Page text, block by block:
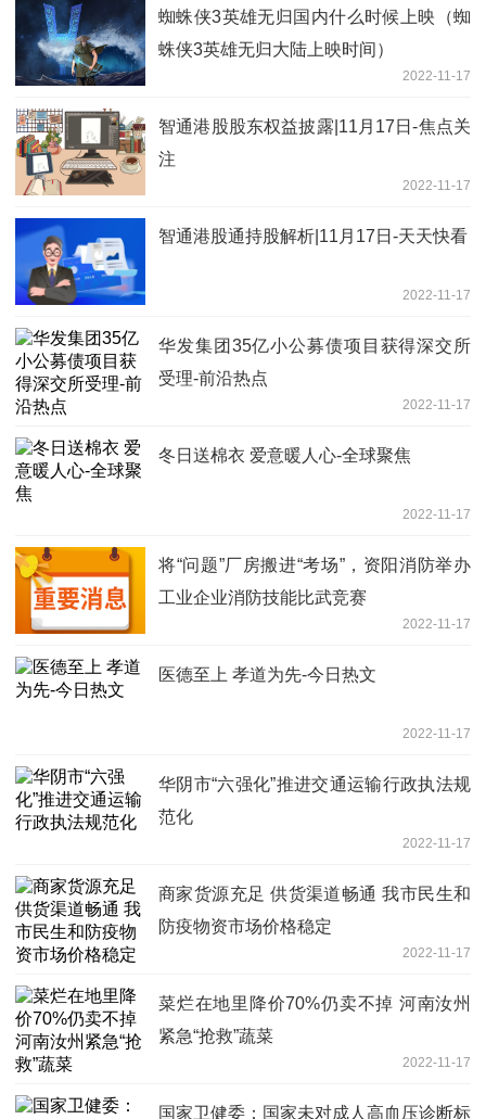
蜘蛛侠3英雄无归国内什么时候上映（蜘
蛛侠3英雄无归大陆上映时间）
2022-11-17
智通港股股东权益披露|11月17日-焦点关
注
2022-11-17
智通港股通持股解析|11月17日-天天快看
2022-11-17
华发集团35亿小公募债项目获得深交所
受理-前沿热点
2022-11-17
冬日送棉衣 爱意暖人心-全球聚焦
2022-11-17
将“问题”厂房搬进“考场”，资阳消防举办
工业企业消防技能比武竞赛
2022-11-17
医德至上 孝道为先-今日热文
2022-11-17
华阴市“六强化”推进交通运输行政执法规
范化
2022-11-17
商家货源充足 供货渠道畅通 我市民生和
防疫物资市场价格稳定
2022-11-17
菜烂在地里降价70%仍卖不掉 河南汝州
紧急“抢救”蔬菜
2022-11-17
国家卫健委：国家未对成人高血压诊断标